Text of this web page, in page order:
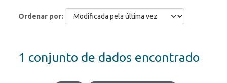
Ordenar por
1 conjunto de dados encontrado